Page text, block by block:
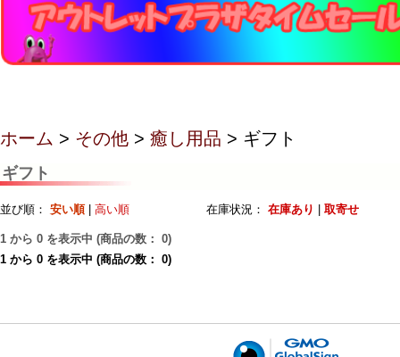
ホーム > その他 > 癒し用品 > ギフト
ギフト
並び順： 安い順| 高い順 在庫状況： 在庫あり 取寄せ
1 から 0 を表示中 (商品の数： 0)
1 から 0 を表示中 (商品の数： 0)